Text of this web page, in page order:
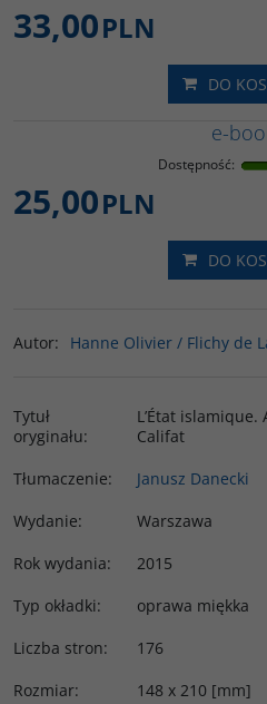
33,00PLN
DO
e-
Dostępność:
25,00PLN
DO
Autor: Hanne Olivier / Flichy de
Tytuł
oryginału:
L’État
Califat
Tłumaczenie:
Janusz Danecki
Wydanie:
Warszawa
Rok wydania:
2015
Typ okładki:
oprawa miękka
Liczba stron:
176
Rozmiar:
148 x 210 [mm]